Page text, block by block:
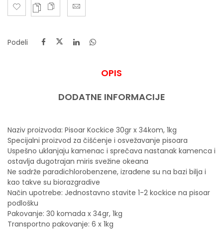
Podeli
OPIS
DODATNE INFORMACIJE
Naziv proizvoda: Pisoar Kockice 30gr x 34kom, 1kg
Specijalni proizvod za čišćenje i osvežavanje pisoara
Uspešno uklanjaju kamenac i sprečava nastanak kamenca i
ostavlja dugotrajan miris svežine okeana
Ne sadrže paradichlorobenzene, izrađene su na bazi bilja i
kao takve su biorazgradive
Način upotrebe: Jednostavno stavite 1-2 kockice na pisoar
podlošku
Pakovanje: 30 komada x 34gr, 1kg
Transportno pakovanje: 6 x 1kg